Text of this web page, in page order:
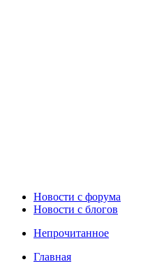
Новости c форума
Новости с блогов
Непрочитанное
Главная